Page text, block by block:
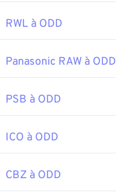
RWL à ODD
Panasonic RAW à ODD
PSB à ODD
ICO à ODD
CBZ à ODD